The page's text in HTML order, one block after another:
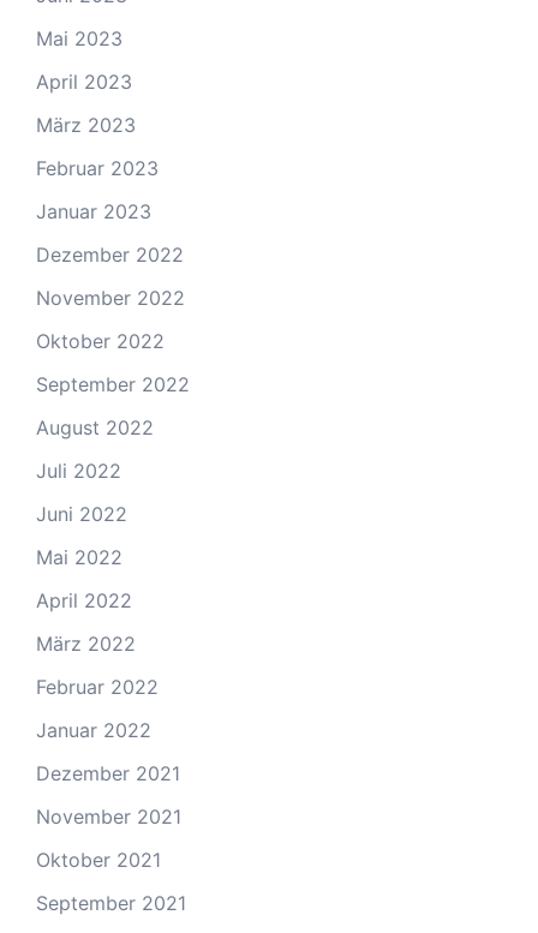
Mai 2023
April 2023
März 2023
Februar 2023
Januar 2023
Dezember 2022
November 2022
Oktober 2022
September 2022
August 2022
Juli 2022
Juni 2022
Mai 2022
April 2022
März 2022
Februar 2022
Januar 2022
Dezember 2021
November 2021
Oktober 2021
September 2021